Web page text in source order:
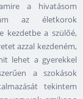
a hivatásom
az életkorok
kezdetbe a szülőé,
azzal kezdeném,
lehet a gyerekkel
a szokások
tekintem